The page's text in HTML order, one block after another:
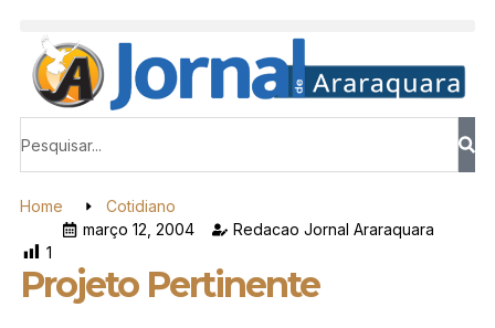
Home
Cotidiano
março 12, 2004
Redacao Jornal Araraquara
1
Projeto Pertinente